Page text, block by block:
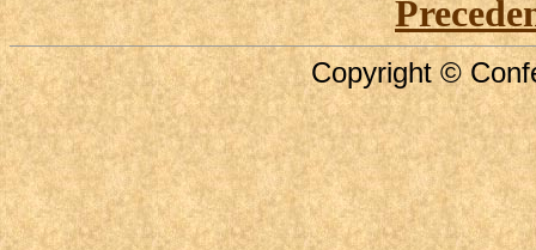
Copyright ©